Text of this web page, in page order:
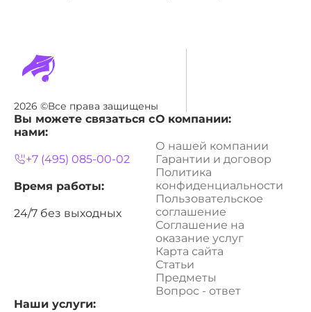
2026 ©Все права защищены
Вы можете связаться с
нами:
+7 (495) 085-00-02
Время работы:
24/7 без выходных
О компании:
О нашей компании
Гарантии и договор
Политика
конфиденциальности
Пользовательское
соглашение
Соглашение на
оказание услуг
Карта сайта
Статьи
Предметы
Вопрос - ответ
Наши услуги: